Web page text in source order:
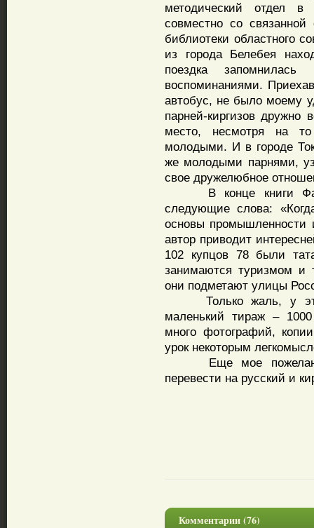
методический отдел в
совместно со
библиотеки областного
из города Белебея
поездка
воспоминаниями.
автобус, не было моему
парней-киргизов дружно
место, несмотря на
молодыми. И в городе
же молодыми парнями,
свое дружелюбное
В конце книги
следующие слова:
основы промышленности
автор приводит
102 купцов 78 были
занимаются туризмом и
они подметают улицы
Только жаль, у этой
маленький тираж –
много фотографий,
урок некоторым
Еще мое пожелание
перевести на русский и
Комментарии (76)